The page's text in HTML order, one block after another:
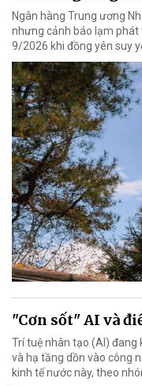
Ngân hàng Trung ương
nhưng cảnh báo lạm phát
9/2026 khi đồng yên suy
"Cơn sốt" AI và
Trí tuệ nhân tạo (AI)
và hạ tầng dồn vào công
kinh tế nước này, theo